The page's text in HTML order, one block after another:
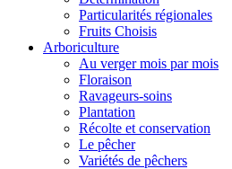
Particularités régionales
Fruits Choisis
Arboriculture
Au verger mois par mois
Floraison
Ravageurs-soins
Plantation
Récolte et conservation
Le pêcher
Variétés de pêchers